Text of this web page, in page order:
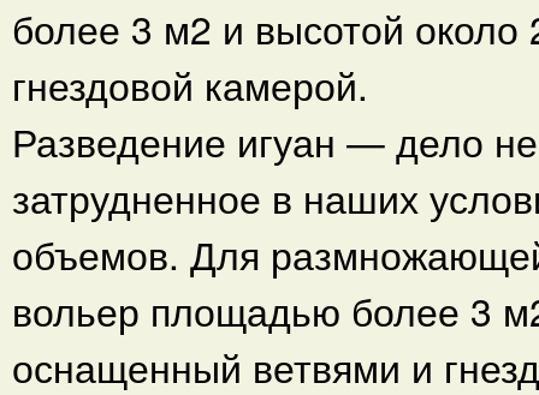
более 3 м2 и высотой
гнездовой камерой.
Разведение игуан — дело
затрудненное в наших
объемов. Для
вольер площадью более 3
оснащенный ветвями и